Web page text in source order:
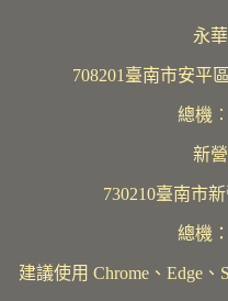
永
708201臺南市安平
總機
新
730210臺南市
總機
建議使用 Chrome、Edge